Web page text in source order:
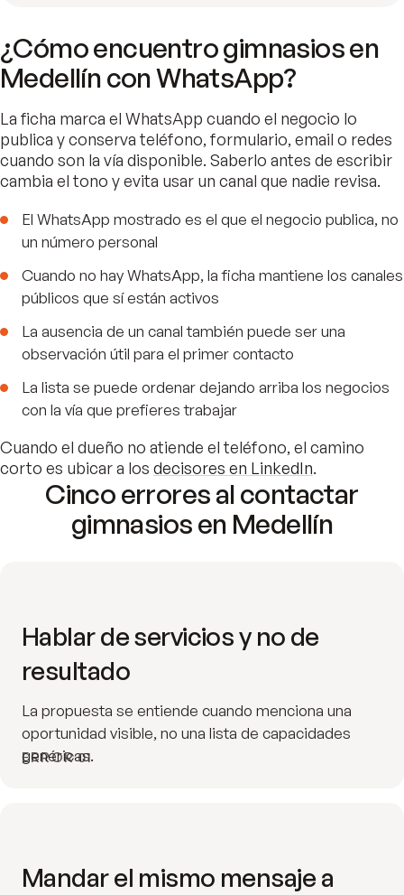
¿Cómo encuentro gimnasios en
Medellín con WhatsApp?
La ficha marca el WhatsApp cuando el negocio lo
publica y conserva teléfono, formulario, email o redes
cuando son la vía disponible. Saberlo antes de escribir
cambia el tono y evita usar un canal que nadie revisa.
El WhatsApp mostrado es el que el negocio publica, no
un número personal
Cuando no hay WhatsApp, la ficha mantiene los canales
públicos que sí están activos
La ausencia de un canal también puede ser una
observación útil para el primer contacto
La lista se puede ordenar dejando arriba los negocios
con la vía que prefieres trabajar
Cuando el dueño no atiende el teléfono, el camino
corto es ubicar a los decisores en LinkedIn.
Cinco errores al contactar
gimnasios en Medellín
ERROR 01
Hablar de servicios y no de
resultado
La propuesta se entiende cuando menciona una
oportunidad visible, no una lista de capacidades
genéricas.
Mandar el mismo mensaje a